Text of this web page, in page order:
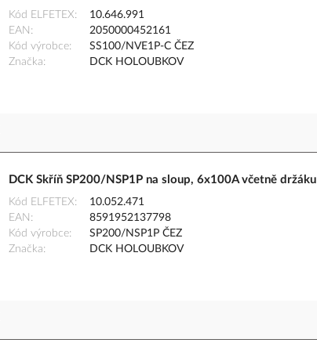
Kód ELFETEX
10.646.991
EAN
2050000452161
Kód výrobce
SS100/NVE1P-C ČEZ
Značka
DCK HOLOUBKOV
DCK Skříň SP200/NSP1P na sloup, 6x100A včetně držáku
Kód ELFETEX
10.052.471
EAN
8591952137798
Kód výrobce
SP200/NSP1P ČEZ
Značka
DCK HOLOUBKOV